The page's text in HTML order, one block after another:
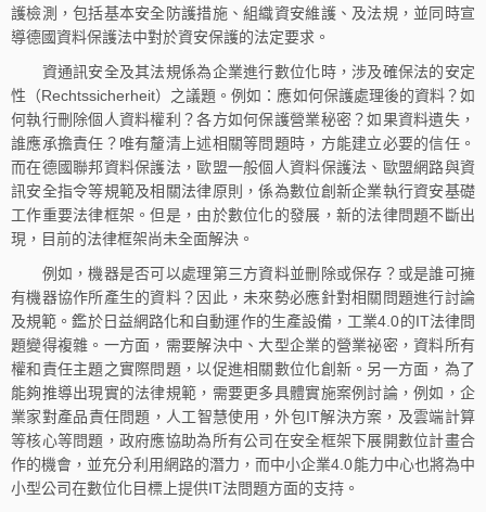
護檢測，包括基本安全防護措施、組織資安維護、及法規，並同時宣
導德國資料保護法中對於資安保護的法定要求。
資通訊安全及其法規係為企業進行數位化時，涉及確保法的安定
性（Rechtssicherheit）之議題。例如：應如何保護處理後的資料？如
何執行刪除個人資料權利？各方如何保護營業秘密？如果資料遺失，
誰應承擔責任？唯有釐清上述相關等問題時，方能建立必要的信任。
而在德國聯邦資料保護法，歐盟一般個人資料保護法、歐盟網路與資
訊安全指令等規範及相關法律原則，係為數位創新企業執行資安基礎
工作重要法律框架。但是，由於數位化的發展，新的法律問題不斷出
現，目前的法律框架尚未全面解決。
例如，機器是否可以處理第三方資料並刪除或保存？或是誰可擁
有機器協作所產生的資料？因此，未來勢必應針對相關問題進行討論
及規範。鑑於日益網路化和自動運作的生產設備，工業4.0的IT法律問
題變得複雜。一方面，需要解決中、大型企業的營業祕密，資料所有
權和責任主題之實際問題，以促進相關數位化創新。另一方面，為了
能夠推導出現實的法律規範，需要更多具體實施案例討論，例如，企
業家對產品責任問題，人工智慧使用，外包IT解決方案，及雲端計算
等核心等問題，政府應協助為所有公司在安全框架下展開數位計畫合
作的機會，並充分利用網路的潛力，而中小企業4.0能力中心也將為中
小型公司在數位化目標上提供IT法問題方面的支持。